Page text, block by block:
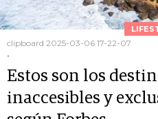
clipboard 2025-03-06 17-22-07
.
Estos son los
inaccesibles y